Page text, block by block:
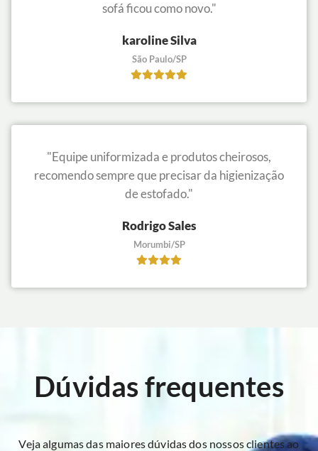
sofá ficou como novo."
karoline Silva
São Paulo/SP
"Equipe uniformizada e produtos cheirosos,
recomendo sempre que precisar da higienização
de estofado."
Rodrigo Sales
Morumbi/SP
Dúvidas frequentes
Veja algumas das maiores dúvidas dos nossos clientes ao